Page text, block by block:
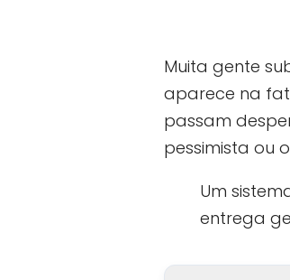
Muita gente
aparece na
passam
pessimista ou
Um
entrega